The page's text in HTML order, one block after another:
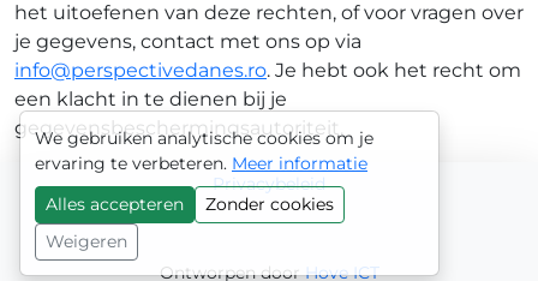
het uitoefenen van deze rechten, of voor vragen over
je gegevens, contact met ons op via
info@perspectivedanes.ro. Je hebt ook het recht om
een klacht in te dienen bij je
gegevensbeschermingsautoriteit.
Privacybeleid
Ontworpen doorHove ICT
We gebruiken analytische cookies om je
ervaring te verbeteren. Meer informatie
Alles accepteren
Zonder cookies
Weigeren